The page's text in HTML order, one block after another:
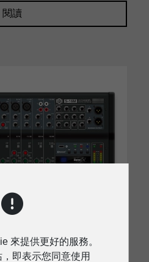
閱讀
來提供更好的服務。
即表示您同意使用